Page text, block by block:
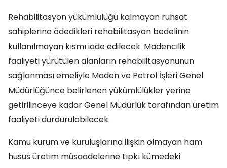
Rehabilitasyon yükümlülüğü kalmayan ruhsat
sahiplerine ödedikleri rehabilitasyon bedelinin
kullanılmayan kısmı iade edilecek. Madencilik
faaliyeti yürütülen alanların rehabilitasyonunun
sağlanması emeliyle Maden ve Petrol İşleri Genel
Müdürlüğünce belirlenen yükümlülükler yerine
getirilinceye kadar Genel Müdürlük tarafından üretim
faaliyeti durdurulabilecek.
Kamu kurum ve kuruluşlarına ilişkin olmayan ham
husus üretim müsaadelerine tıpkı kümedeki